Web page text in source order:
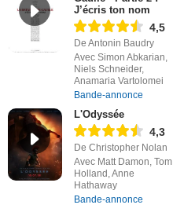
J’écris ton nom
4,5
De Antonin Baudry
Avec Simon Abkarian,
Niels Schneider,
Anamaria Vartolomei
Bande-annonce
L'Odyssée
4,3
De Christopher Nolan
Avec Matt Damon, Tom
Holland, Anne
Hathaway
Bande-annonce